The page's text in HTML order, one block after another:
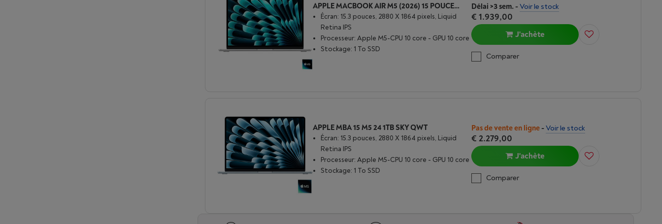
APPLE MACBOOK AIR M5 (2026) 15 POUCES | 16 GO | 1TO | ARGENT
Écran: 15.3 pouces, 2880 X 1864 pixels, Liquid
Retina IPS
Processeur: Apple M5-CPU 10 core - GPU 10 core
Stockage: 1 To SSD
Délai >3 sem. - Voir le stock
€ 1.939,00
J'achète
Comparer
APPLE MBA 15 M5 24 1TB SKY QWT
Écran: 15.3 pouces, 2880 X 1864 pixels, Liquid
Retina IPS
Processeur: Apple M5-CPU 10 core - GPU 10 core
Stockage: 1 To SSD
Pas de vente en ligne- Voir le stock
€ 2.279,00
J'achète
Comparer